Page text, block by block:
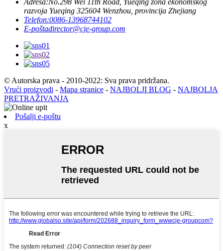
razvoja Yueqing 325604 Wenzhou, provincija Zhejiang
Telefon:0086-13968744102
E-poštadirector@cje-group.com
© Autorska prava - 2010-2022: Sva prava pridržana.
Vrući proizvodi - Mapa stranice - NAJBOLJI BLOG - NAJBOLJA
PRETRAŽIVANJA
Pošalji e-poštu
x